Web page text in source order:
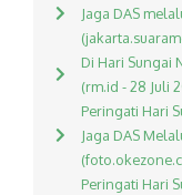
Jaga DAS
Di Hari Sungai
(rm.id - 28 Juli
Peringati Hari
Jaga DAS
Peringati Hari